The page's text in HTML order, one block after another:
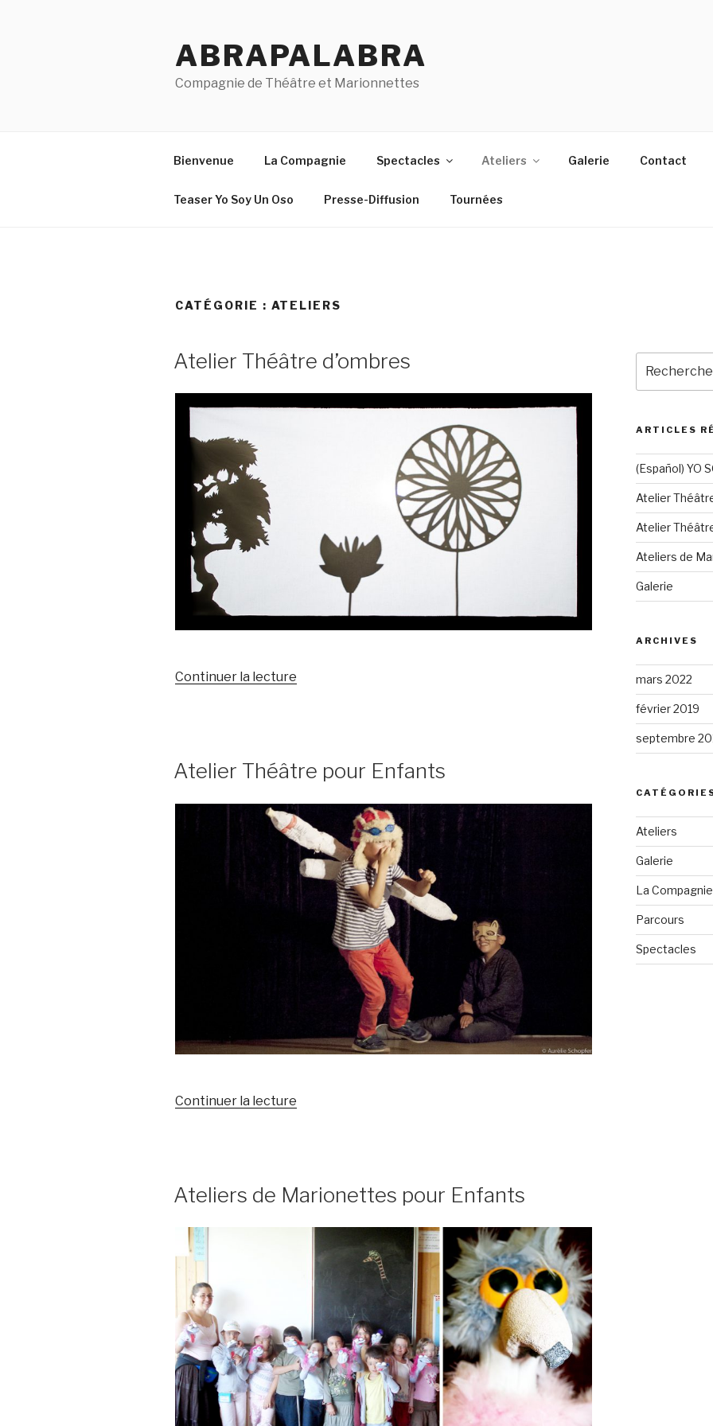
ABRAPALABRA
Compagnie de Théâtre et Marionnettes
Bienvenue La Compagnie Spectacles Ateliers Galerie Contact
Teaser Yo Soy Un Oso Presse-Diffusion Tournées
CATÉGORIE : ATELIERS
Atelier Théâtre d’ombres
Continuer la lecture
Atelier Théâtre pour Enfants
Continuer la lecture
Ateliers de Marionettes pour Enfants
pour
:
ARTICLES
(Español) YO
Atelier
Atelier
Ateliers de
Galerie
ARCHIVES
mars 2022
février 2019
septembre
Ateliers
Galerie
La Compagnie
Parcours
Spectacles